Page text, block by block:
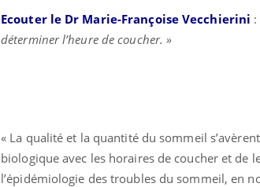
Ecouter le Dr Marie-Françoise Vecchierini :
déterminer l’heure de coucher. »
« La qualité et la quantité du sommeil
biologique avec les horaires de coucher et de
l’épidémiologie des troubles du sommeil, en